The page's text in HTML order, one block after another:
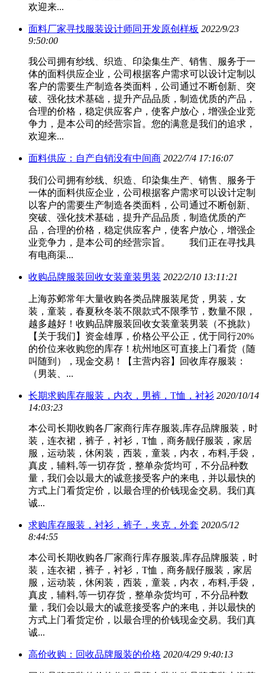
欢迎来...
面料厂家寻找服装设计师同开发原创样板 2022/9/23
9:50:00
我公司拥有纱线、织造、印染集生产、销售、服务于一
体的面料供应企业，公司根据客户需求可以设计定制以
客户的需要生产制造各类面料，公司通过不断创新、突
破、强化技术基础，提升产品品质，制造优质的产品，
合理的价格，稳定供应客户，使客户放心，增强企业竞
争力，是本公司的经营宗旨。您的满意是我们的追求，
欢迎来...
面料供应：自产自销没有中间商 2022/7/4 17:16:07
我们公司拥有纱线、织造、印染集生产、销售、服务于
一体的面料供应企业，公司根据客户需求可以设计定制
以客户的需要生产制造各类面料，公司通过不断创新、
突破、强化技术基础，提升产品品质，制造优质的产
品，合理的价格，稳定供应客户，使客户放心，增强企
业竞争力，是本公司的经营宗旨。 我们正在寻找具
有电商渠...
收购品牌服装回收女装童装男装 2022/2/10 13:11:21
上海苏邺常年大量收购各类品牌服装尾货，男装，女
装，童装，春夏秋冬装不限款式不限季节，数量不限，
越多越好！收购品牌服装回收女装童装男装（不挑款）
【关于我们】资金雄厚，价格公平公正，优于同行20%
的价位来收购您的库存！杭州地区可直接上门看货（随
叫随到），现金交易！【主营内容】回收库存服装：
（男装、...
长期求购库存服装，内衣，男裤，T恤，衬衫 2020/10/14
14:03:23
本公司长期收购各厂家商行库存服装,库存品牌服装，时
装，连衣裙，裤子，衬衫，T恤，商务靓仔服装，家居
服，运动装，休闲装，西装，童装，内衣，布料,手袋，
真皮，辅料,等一切存货，整单杂货均可，不分品种数
量，我们会以最大的诚意接受客户的来电，并以最快的
方式上门看货定价，以最合理的价钱现金交易。我们真
诚...
求购库存服装，衬衫，裤子，夹克，外套 2020/5/12
8:44:55
本公司长期收购各厂家商行库存服装,库存品牌服装，时
装，连衣裙，裤子，衬衫，T恤，商务靓仔服装，家居
服，运动装，休闲装，西装，童装，内衣，布料,手袋，
真皮，辅料,等一切存货，整单杂货均可，不分品种数
量，我们会以最大的诚意接受客户的来电，并以最快的
方式上门看货定价，以最合理的价钱现金交易。我们真
诚...
高价收购：回收品牌服装的价格 2020/4/29 9:40:13